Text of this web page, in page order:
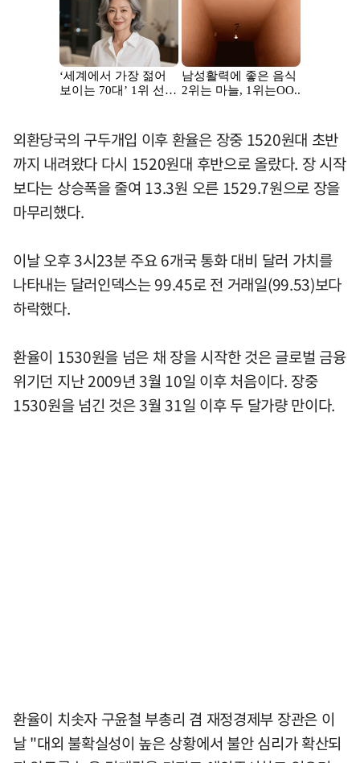
외환당국의 구두개입 이후 환율은 장중 1520원대 초반
까지 내려왔다 다시 1520원대 후반으로 올랐다. 장 시작
보다는 상승폭을 줄여 13.3원 오른 1529.7원으로 장을
마무리했다.
이날 오후 3시23분 주요 6개국 통화 대비 달러 가치를
나타내는 달러인덱스는 99.45로 전 거래일(99.53)보다
하락했다.
환율이 1530원을 넘은 채 장을 시작한 것은 글로벌 금융
위기던 지난 2009년 3월 10일 이후 처음이다. 장중
1530원을 넘긴 것은 3월 31일 이후 두 달가량 만이다.
환율이 치솟자 구윤철 부총리 겸 재정경제부 장관은 이
날 "대외 불확실성이 높은 상황에서 불안 심리가 확산되